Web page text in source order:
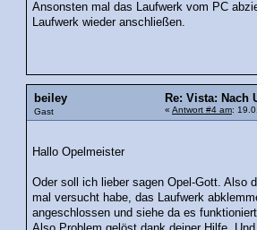
Ansonsten mal das Laufwerk vom PC
Laufwerk wieder anschließen.
beiley
Gast
Re: Vista: Nach
« Antwort #4 am:
Hallo Opelmeister
Oder soll ich lieber sagen Opel-Gott. Also
mal versucht habe, das Laufwerk
angeschlossen und siehe da es funktioniert